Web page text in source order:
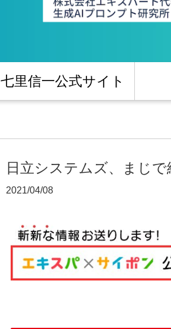
七里信一公式サイト
日立システムズ、まじ
2021/04/08